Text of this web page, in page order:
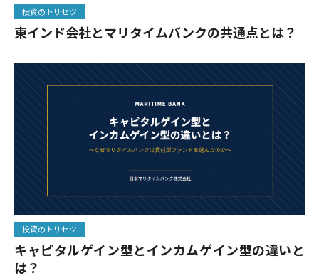
投資のトリセツ
東インド会社とマリタイムバンクの共通点とは？
投資のトリセツ
キャピタルゲイン型とインカムゲイン型の違いと
は？